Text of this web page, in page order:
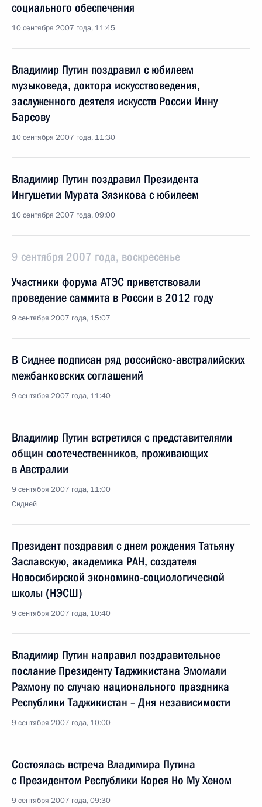
социального обеспечения
10 сентября 2007 года, 11:45
Владимир Путин поздравил с юбилеем
музыковеда, доктора искусствоведения,
заслуженного деятеля искусств России Инну
Барсову
10 сентября 2007 года, 11:30
Владимир Путин поздравил Президента
Ингушетии Мурата Зязикова с юбилеем
10 сентября 2007 года, 09:00
9 сентября 2007 года, воскресенье
Участники форума АТЭС приветствовали
проведение саммита в России в 2012 году
9 сентября 2007 года, 15:07
В Сиднее подписан ряд российско-австралийских
межбанковских соглашений
9 сентября 2007 года, 11:40
Владимир Путин встретился с представителями
общин соотечественников, проживающих
в Австралии
9 сентября 2007 года, 11:00
Сидней
Президент поздравил с днем рождения Татьяну
Заславскую, академика РАН, создателя
Новосибирской экономико-социологической
школы (НЭСШ)
9 сентября 2007 года, 10:40
Владимир Путин направил поздравительное
послание Президенту Таджикистана Эмомали
Рахмону по случаю национального праздника
Республики Таджикистан – Дня независимости
9 сентября 2007 года, 10:00
Состоялась встреча Владимира Путина
с Президентом Республики Корея Но Му Хеном
9 сентября 2007 года, 09:30